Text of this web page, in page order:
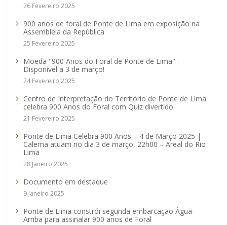
26 Fevereiro 2025
900 anos de foral de Ponte de Lima em exposição na
Assembleia da República
25 Fevereiro 2025
Moeda "900 Anos do Foral de Ponte de Lima" -
Disponível a 3 de março!
24 Fevereiro 2025
Centro de Interpretação do Território de Ponte de Lima
celebra 900 Anos do Foral com Quiz divertido
21 Fevereiro 2025
Ponte de Lima Celebra 900 Anos – 4 de Março 2025 |
Calema atuam no dia 3 de março, 22h00 – Areal do Rio
Lima
28 Janeiro 2025
Documento em destaque
9 Janeiro 2025
Ponte de Lima constrói segunda embarcação Água-
Arriba para assinalar 900 anos de Foral